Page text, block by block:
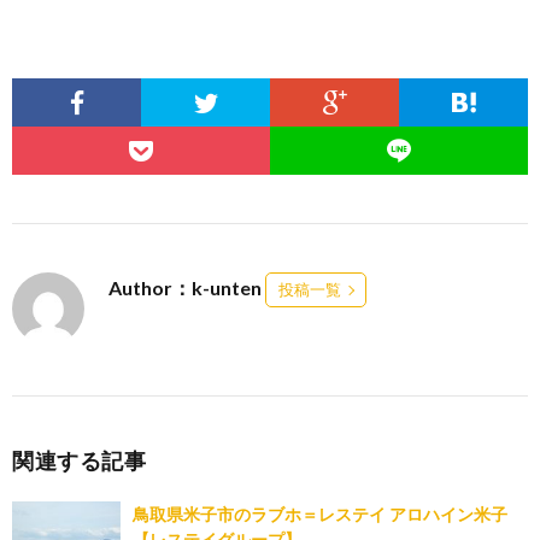
Author：k-unten 投稿一覧
関連する記事
鳥取県米子市のラブホ＝レステイ アロハイン米子